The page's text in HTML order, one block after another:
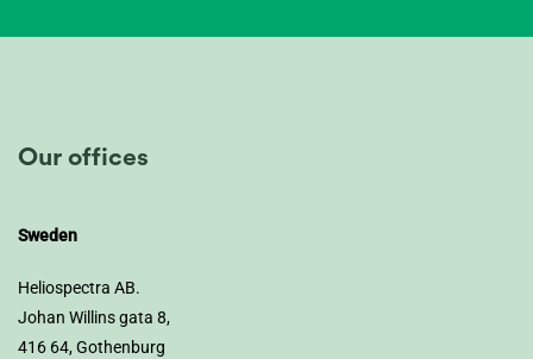
Our offices
Sweden
Heliospectra AB.
Johan Willins gata 8,
416 64, Gothenburg